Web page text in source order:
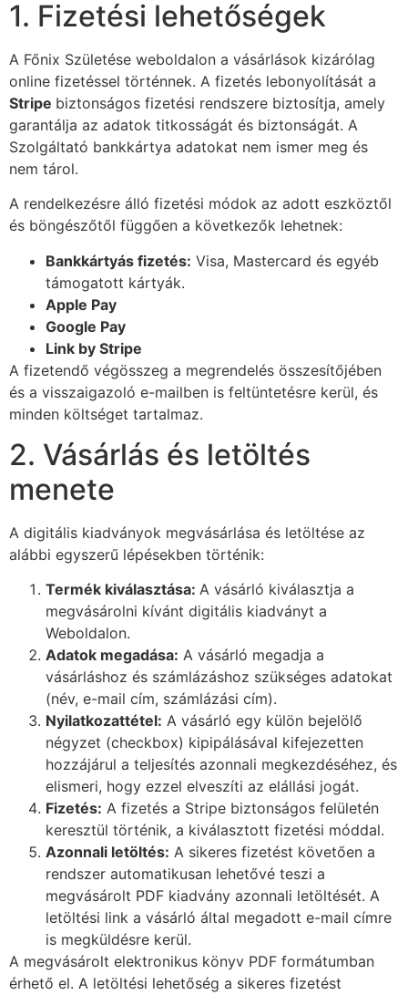
1. Fizetési lehetőségek
A Főnix Születése weboldalon a vásárlások kizárólag
online fizetéssel történnek. A fizetés lebonyolítását a
Stripe biztonságos fizetési rendszere biztosítja, amely
garantálja az adatok titkosságát és biztonságát. A
Szolgáltató bankkártya adatokat nem ismer meg és
nem tárol.
A rendelkezésre álló fizetési módok az adott eszköztől
és böngészőtől függően a következők lehetnek:
Bankkártyás fizetés: Visa, Mastercard és egyéb
támogatott kártyák.
Apple Pay
Google Pay
Link by Stripe
A fizetendő végösszeg a megrendelés összesítőjében
és a visszaigazoló e-mailben is feltüntetésre kerül, és
minden költséget tartalmaz.
2. Vásárlás és letöltés
menete
A digitális kiadványok megvásárlása és letöltése az
alábbi egyszerű lépésekben történik:
Termék kiválasztása: A vásárló kiválasztja a
megvásárolni kívánt digitális kiadványt a
Weboldalon.
Adatok megadása: A vásárló megadja a
vásárláshoz és számlázáshoz szükséges adatokat
(név, e-mail cím, számlázási cím).
Nyilatkozattétel: A vásárló egy külön bejelölő
négyzet (checkbox) kipipálásával kifejezetten
hozzájárul a teljesítés azonnali megkezdéséhez, és
elismeri, hogy ezzel elveszíti az elállási jogát.
Fizetés: A fizetés a Stripe biztonságos felületén
keresztül történik, a kiválasztott fizetési móddal.
Azonnali letöltés: A sikeres fizetést követően a
rendszer automatikusan lehetővé teszi a
megvásárolt PDF kiadvány azonnali letöltését. A
letöltési link a vásárló által megadott e-mail címre
is megküldésre kerül.
A megvásárolt elektronikus könyv PDF formátumban
érhető el. A letöltési lehetőség a sikeres fizetést